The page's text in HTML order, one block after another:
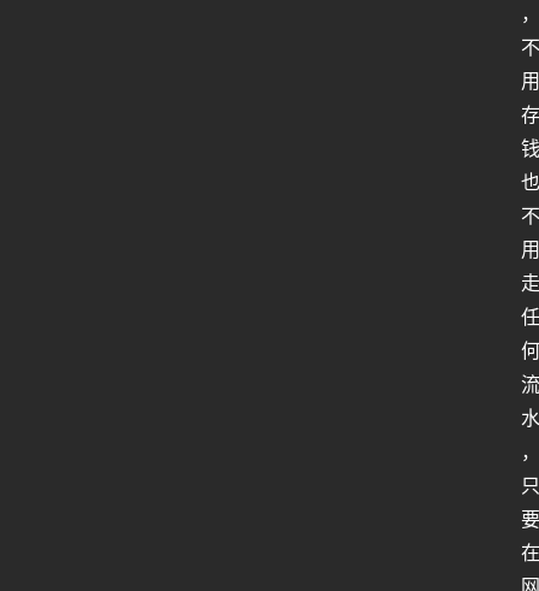
，
不
用
存
钱
也
不
用
走
任
何
流
水
，
只
要
在
网